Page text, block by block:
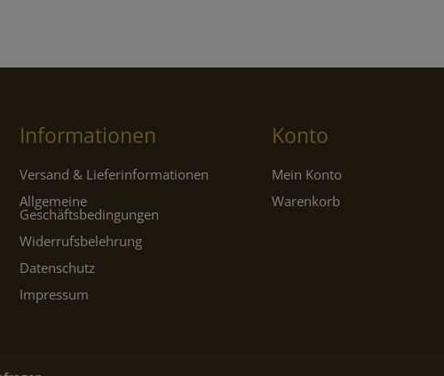
Informationen
Versand & Lieferinformationen
Allgemeine
Geschäftsbedingungen
Widerrufsbelehrung
Datenschutz
Impressum
Konto
Mein Konto
Warenkorb